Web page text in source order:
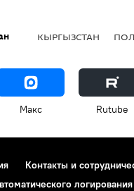
КЫРГЫЗСТАН
Макс Rutube
Контакты и
логирования